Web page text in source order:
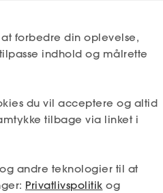
forbedre din oplevelse,
indhold og målrette
du vil acceptere og altid
tilbage via linket i
andre teknologier til at
Privatlivspolitik og